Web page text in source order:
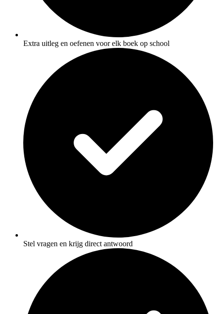
Extra uitleg en oefenen voor elk boek op school
Stel vragen en krijg direct antwoord